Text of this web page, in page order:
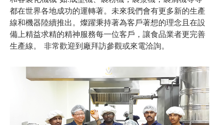
都在世界各地成功的運轉著。未來我們會有更多新的生產
線和機器陸續推出。燦躍秉持著為客戶著想的理念且在設
備上精益求精的精神服務每一位客戶，讓食品業者更完善
生產線。 非常歡迎到廠拜訪參觀或來電洽詢。